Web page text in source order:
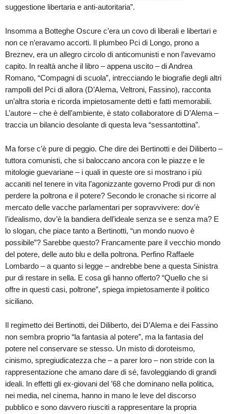
suggestione libertaria e anti-autoritaria”.
Insomma a Botteghe Oscure c’era un covo di liberali e libertari e
non ce n’eravamo accorti. Il plumbeo Pci di Longo, prono a
Breznev, era un allegro circolo di anticomunisti e non l’avevamo
capito. In realtà anche il libro – appena uscito – di Andrea
Romano, “Compagni di scuola”, intrecciando le biografie degli altri
rampolli del Pci di allora (D’Alema, Veltroni, Fassino), racconta
un’altra storia e ricorda impietosamente detti e fatti memorabili.
L’autore – che è dell’ambiente, è stato collaboratore di D’Alema –
traccia un bilancio desolante di questa leva “sessantottina”.
Ma forse c’è pure di peggio. Che dire dei Bertinotti e dei Diliberto –
tuttora comunisti, che si baloccano ancora con le piazze e le
mitologie guevariane – i quali in queste ore si mostrano i più
accaniti nel tenere in vita l’agonizzante governo Prodi pur di non
perdere la poltrona e il potere? Secondo le cronache si ricorre al
mercato delle vacche parlamentari per sopravvivere: dov’è
l’idealismo, dov’è la bandiera dell’ideale senza se e senza ma? E
lo slogan, che piace tanto a Bertinotti, “un mondo nuovo è
possibile”? Sarebbe questo? Francamente pare il vecchio mondo
del potere, delle auto blu e della poltrona. Perfino Raffaele
Lombardo – a quanto si legge – andrebbe bene a questa Sinistra
pur di restare in sella. E cosa gli hanno offerto? “Quello che si
offre in questi casi, poltrone”, spiega impietosamente il politico
siciliano.
Il regimetto dei Bertinotti, dei Diliberto, dei D’Alema e dei Fassino
non sembra proprio “la fantasia al potere”, ma la fantasia del
potere nel conservare se stesso. Un misto di doroteismo,
cinismo, spregiudicatezza che – a parer loro – non stride con la
rappresentazione che amano dare di sé, favoleggiando di grandi
ideali. In effetti gli ex-giovani del ’68 che dominano nella politica,
nei media, nel cinema, hanno in mano le leve del discorso
pubblico e sono davvero riusciti a rappresentare la propria